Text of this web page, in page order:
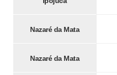
Nazaré da Mata
Nazaré da Mata